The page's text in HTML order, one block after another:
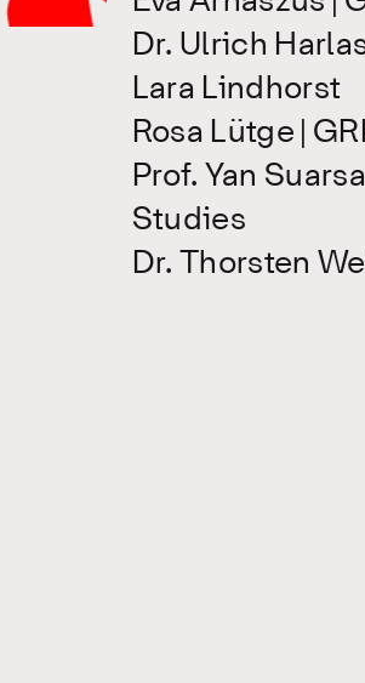
Dr. Ulrich
Lara Lindhorst
Rosa Lütge |
Prof. Yan
Studies
Dr. Thorsten